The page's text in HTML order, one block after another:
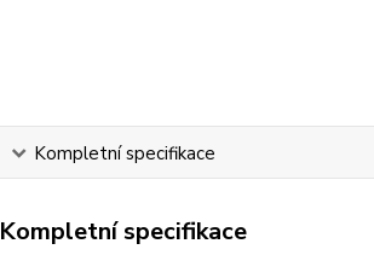
Kompletní specifikace
Kompletní specifikace